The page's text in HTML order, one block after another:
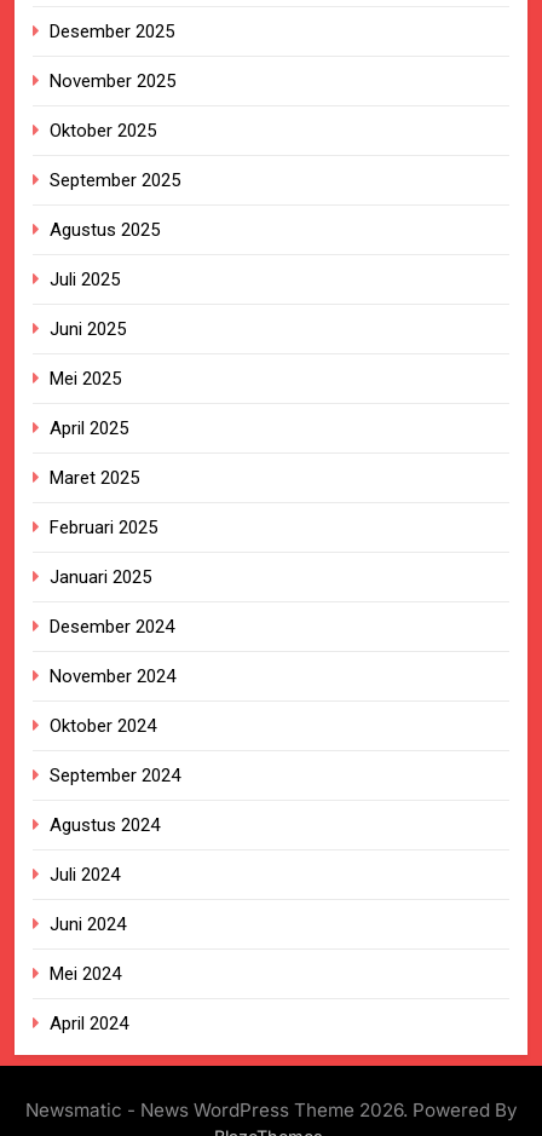
Desember 2025
November 2025
Oktober 2025
September 2025
Agustus 2025
Juli 2025
Juni 2025
Mei 2025
April 2025
Maret 2025
Februari 2025
Januari 2025
Desember 2024
November 2024
Oktober 2024
September 2024
Agustus 2024
Juli 2024
Juni 2024
Mei 2024
April 2024
Newsmatic - News WordPress Theme 2026. Powered By